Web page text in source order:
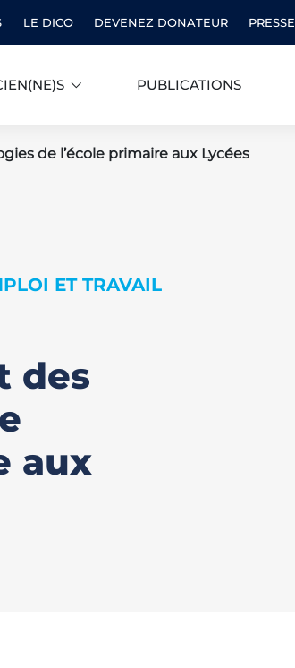
LE DICO DEVENEZ DONATEUR PRESSE
PUBLICATIONS
de l’école primaire aux Lycées
ET TRAVAIL
des
aux